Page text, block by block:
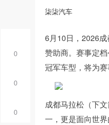
0
0
0
柒柒汽车
6月10日，2026
赞助商。赛事定
冠军车型，将为
成都马拉松（下
一，更是面向世